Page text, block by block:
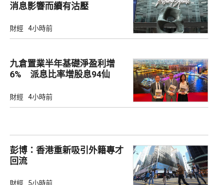
消息影響而續有沽壓
財經 4小時前
九倉置業半年基礎淨盈利增
6% 派息比率增股息94仙
財經 4小時前
彭博：香港重新吸引外籍專才
回流
財經 5小時前